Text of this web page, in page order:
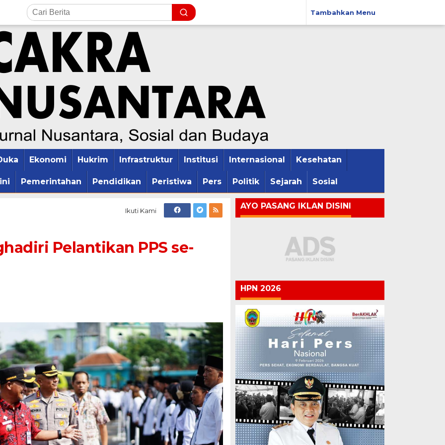
Tambahkan Menu
Ekonomi Hukrim Infrastruktur Institusi Internasional Kesehatan
Pemerintahan Pendidikan Peristiwa Pers Politik Sejarah Sosial
Ikuti Kami
Pelantikan PPS se-
AYO PASANG IKLAN DISINI
HPN 2026